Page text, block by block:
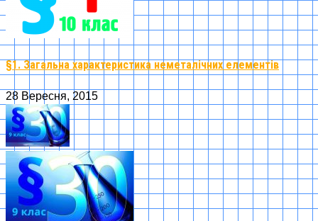
§1. Загальна характеристика неметалічних елементів
28 Вересня, 2015